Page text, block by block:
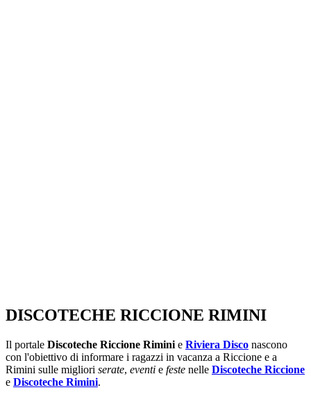
DISCOTECHE RICCIONE RIMINI
Il portale Discoteche Riccione Rimini e Riviera Disco nascono
con l'obiettivo di informare i ragazzi in vacanza a Riccione e a
Rimini sulle migliori serate, eventi e feste nelle Discoteche Riccione
e Discoteche Rimini.